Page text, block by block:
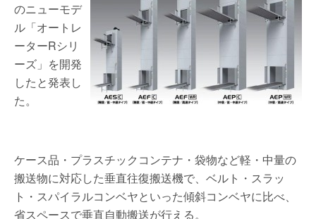
のニューモデ
ル「オートレ
ーターRシリ
ーズ」を開発
したと発表し
た。
ケース品・プラスチックコンテナ・袋物など軽・中量の
搬送物に対応した垂直往復搬送機で、ベルト・スラッ
ト・スパイラルコンベヤといった傾斜コンベヤに比べ、
省スペースで垂直自動搬送が行える。